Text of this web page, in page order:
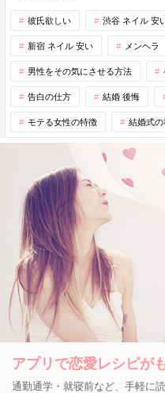
彼氏欲しい 渋谷 ネイル 安
新宿 ネイル 安い メンヘラ
男性をその気にさせる方法
告白の仕方 結婚 後悔
モテる女性の特徴 結婚式の
アプリで恋愛レシピが
通勤通学・就寝前など、手軽に